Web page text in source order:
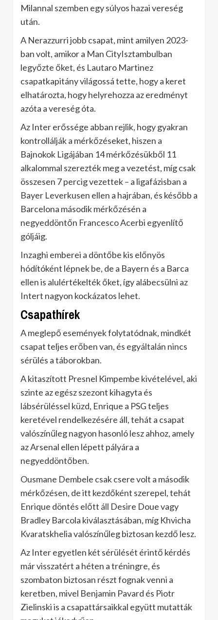
Milannal szemben egy súlyos hazai vereség
után.
A Nerazzurri jobb csapat, mint amilyen 2023-
ban volt, amikor a Man CityIsztambulban
legyőzte őket, és Lautaro Martinez
csapatkapitány világossá tette, hogy a keret
elhatározta, hogy helyrehozza az eredményt
azóta a vereség óta.
Az Inter erőssége abban rejlik, hogy gyakran
kontrollálják a mérkőzéseket, hiszen a
Bajnokok Ligájában 14 mérkőzésükből 11
alkalommal szerezték meg a vezetést, míg csak
összesen 7 percig vezettek – a ligafázisban a
Bayer Leverkusen ellen a hajrában, és később a
Barcelona második mérkőzésén a
negyeddöntőn Francesco Acerbi egyenlítő
góljáig.
Inzaghi emberei a döntőbe kis előnyös
hódítóként lépnek be, de a Bayern és a Barca
ellen is alulértékelték őket, így alábecsülni az
Intert nagyon kockázatos lehet.
Csapathírek
A meglepő események folytatódnak, mindkét
csapat teljes erőben van, és egyáltalán nincs
sérülés a táborokban.
A kitaszított Presnel Kimpembe kivételével, aki
szinte az egész szezont kihagyta és
lábsérüléssel küzd, Enrique a PSG teljes
keretével rendelkezésére áll, tehát a csapat
valószínűleg nagyon hasonló lesz ahhoz, amely
az Arsenal ellen lépett pályára a
negyeddöntőben.
Ousmane Dembele csak csere volt a második
mérkőzésen, de itt kezdőként szerepel, tehát
Enrique döntés előtt áll Desire Doue vagy
Bradley Barcola kiválasztásában, míg Khvicha
Kvaratskhelia valószínűleg biztosan kezdő lesz.
Az Inter egyetlen két sérülését érintő kérdés
már visszatért a héten a tréningre, és
szombaton biztosan részt fognak venni a
keretben, mivel Benjamin Pavard és Piotr
Zielinski is a csapattársaikkal együtt mutatták